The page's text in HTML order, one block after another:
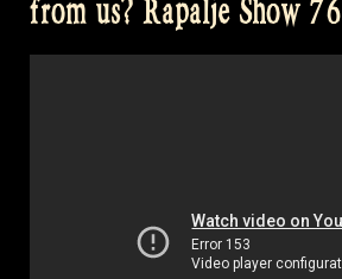
from us? Rapalje Show 76